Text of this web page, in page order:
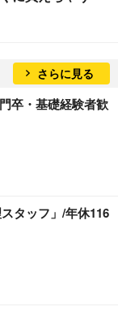
さらに見る
卒・基礎経験者歓
タッフ」/年休116